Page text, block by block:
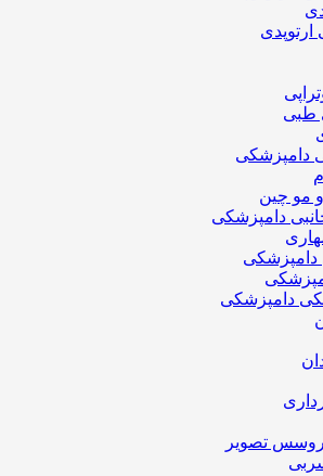
ارتوپدی
طبی
دامپزشکی
مو چین
دامپزشکی
دامپزشکی
دامپزشکی
تصویر